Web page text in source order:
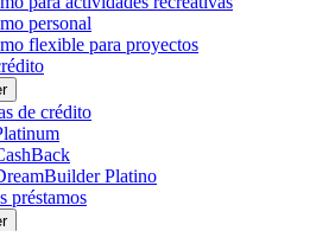
personal
flexible para proyectos
de crédito
Platino
préstamos